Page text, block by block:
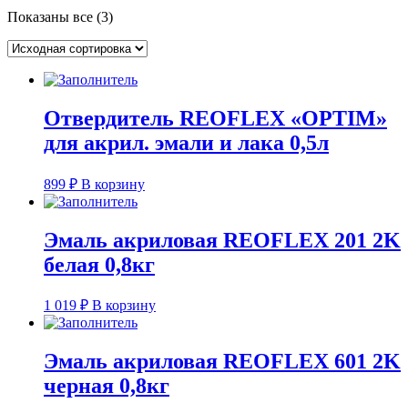
Показаны все (3)
Отвердитель REOFLEX «OPTIM»
для акрил. эмали и лака 0,5л
899 ₽ В корзину
Эмаль акриловая REOFLEX 201 2K
белая 0,8кг
1 019 ₽ В корзину
Эмаль акриловая REOFLEX 601 2K
черная 0,8кг